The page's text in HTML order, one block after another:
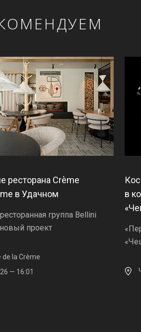
ресторана Crème
в Удачном
группа Bellini
проект
de la Crème
— 16:01
в